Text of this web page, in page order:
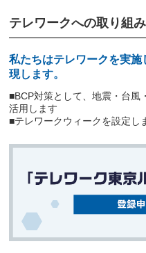
テレワークへの取り組
私たちはテレワークを実
現します。
■BCP対策として、地震・台風
活用します
■テレワークウィークを設定し